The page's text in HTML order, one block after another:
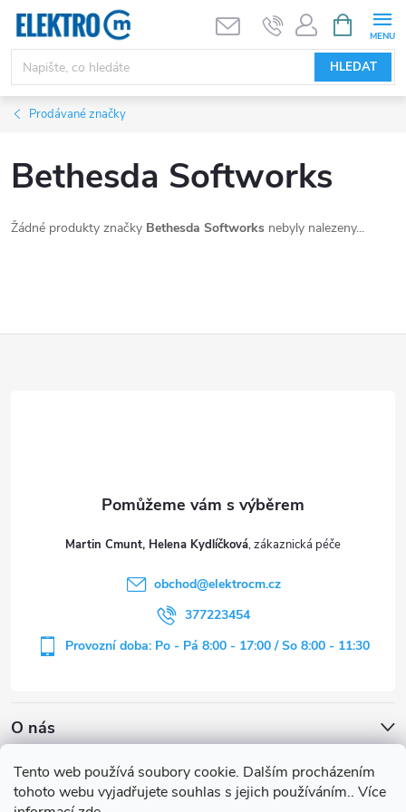
Tento web používá soubory cookie. Dalším procházením
tohoto webu vyjadřujete souhlas s jejich používáním.. Více
Přejít
obsah
HLEDAT
NÁKUPNÍ
KOŠÍK
Prodávané značky
Bethesda Softworks
Žádné produkty značky Bethesda Softworks nebyly nalezeny...
O nás
Martin Cmunt, Helena Kydlíčková
obchod@elektrocm.cz
377223454
Provozní doba: Po - Pá 8:00 - 17:00 / So 8:00 - 11:30